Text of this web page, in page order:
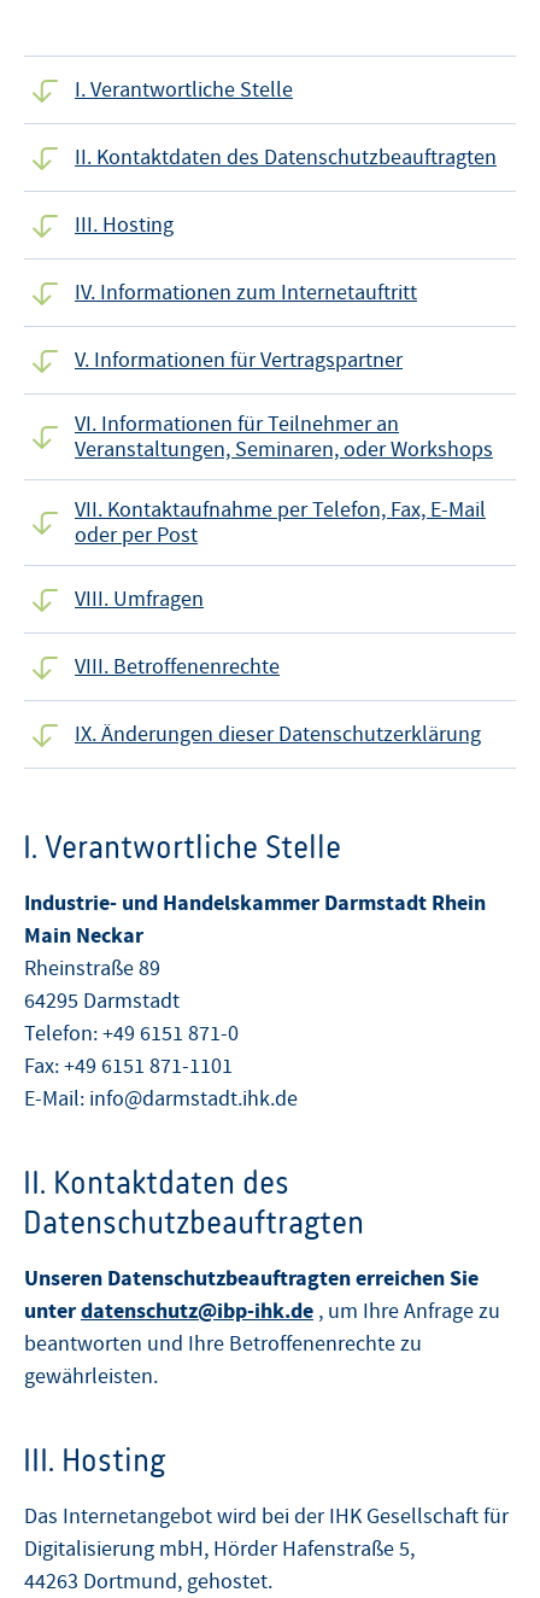
I. Verantwortliche Stelle
II. Kontaktdaten des Datenschutzbeauftragten
III. Hosting
IV. Informationen zum Internetauftritt
V. Informationen für Vertragspartner
VI. Informationen für Teilnehmer an
Veranstaltungen, Seminaren, oder Workshops
VII. Kontaktaufnahme per Telefon, Fax, E-Mail
oder per Post
VIII. Umfragen
VIII. Betroffenenrechte
IX. Änderungen dieser Datenschutzerklärung
I. Verantwortliche Stelle
Industrie- und Handelskammer Darmstadt Rhein
Main Neckar
Rheinstraße 89
64295 Darmstadt
Telefon: +49 6151 871-0
Fax: +49 6151 871-1101
E-Mail: info@darmstadt.ihk.de
II. Kontaktdaten des
Datenschutzbeauftragten
Unseren Datenschutzbeauftragten erreichen Sie
unterdatenschutz@ibp-ihk.de , um Ihre Anfrage zu
beantworten und Ihre Betroffenenrechte zu
gewährleisten.
III. Hosting
Das Internetangebot wird bei derIHK Gesellschaft für
Digitalisierung mbH, Hörder Hafenstraße 5,
44263 Dortmund, gehostet.